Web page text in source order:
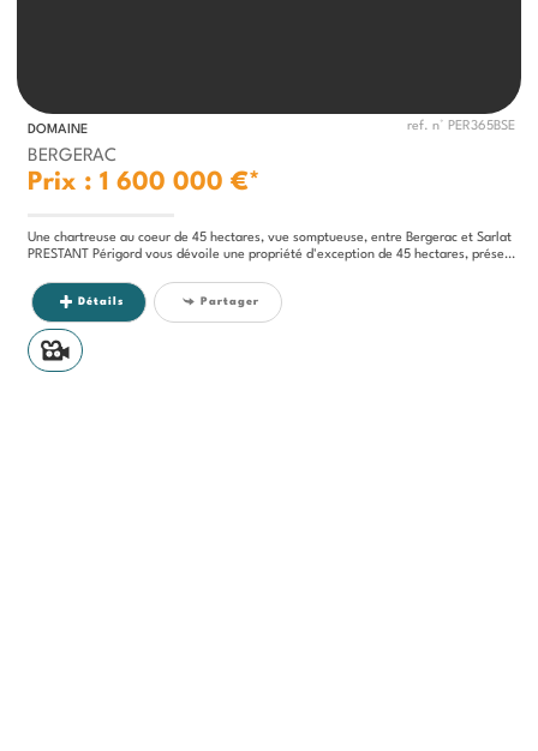
DOMAINE ref. n° PER365BSE
BERGERAC
Prix : 1 600 000 €*
Une chartreuse au coeur de 45 hectares, vue somptueuse, entre Bergerac et Sarlat
PRESTANT Périgord vous dévoile une propriété d'exception de 45 hectares, préservée de toute nuisance, nichée en position...
Détails Partager